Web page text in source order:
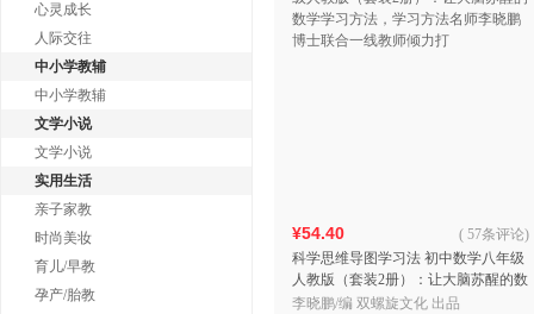
心灵成长
人际交往
中小学教辅
中小学教辅
文学小说
文学小说
实用生活
亲子家教
时尚美妆
育儿/早教
孕产/胎教
¥54.40
科学思维导图学习法 初中数学八年级
人教版（套装2册）：让大脑苏醒的数
学学习方法，学习方法名师李晓鹏博
( 57条评论)
李晓鹏/编 双螺旋文化 出品